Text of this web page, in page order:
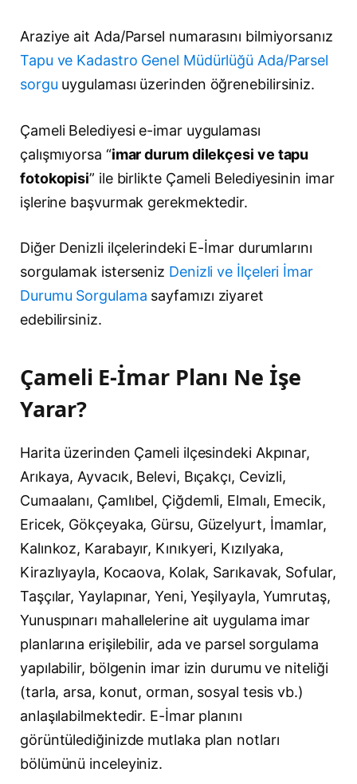
Araziye ait Ada/Parsel numarasını bilmiyorsanız
Tapu ve Kadastro Genel Müdürlüğü Ada/Parsel
sorgu uygulaması üzerinden öğrenebilirsiniz.
Çameli Belediyesi e-imar uygulaması
çalışmıyorsa “imar durum dilekçesi ve tapu
fotokopisi” ile birlikte Çameli Belediyesinin imar
işlerine başvurmak gerekmektedir.
Diğer Denizli ilçelerindeki E-İmar durumlarını
sorgulamak isterseniz Denizli ve İlçeleri İmar
Durumu Sorgulama sayfamızı ziyaret
edebilirsiniz.
Çameli E-İmar Planı Ne İşe
Yarar?
Harita üzerinden Çameli ilçesindeki Akpınar,
Arıkaya, Ayvacık, Belevi, Bıçakçı, Cevizli,
Cumaalanı, Çamlıbel, Çiğdemli, Elmalı, Emecik,
Ericek, Gökçeyaka, Gürsu, Güzelyurt, İmamlar,
Kalınkoz, Karabayır, Kınıkyeri, Kızılyaka,
Kirazlıyayla, Kocaova, Kolak, Sarıkavak, Sofular,
Taşçılar, Yaylapınar, Yeni, Yeşilyayla, Yumrutaş,
Yunuspınarı mahallelerine ait uygulama imar
planlarına erişilebilir, ada ve parsel sorgulama
yapılabilir, bölgenin imar izin durumu ve niteliği
(tarla, arsa, konut, orman, sosyal tesis vb.)
anlaşılabilmektedir. E-İmar planını
görüntülediğinizde mutlaka plan notları
bölümünü inceleyiniz.